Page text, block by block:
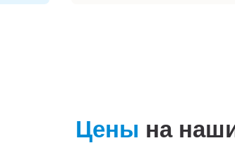
Цены на